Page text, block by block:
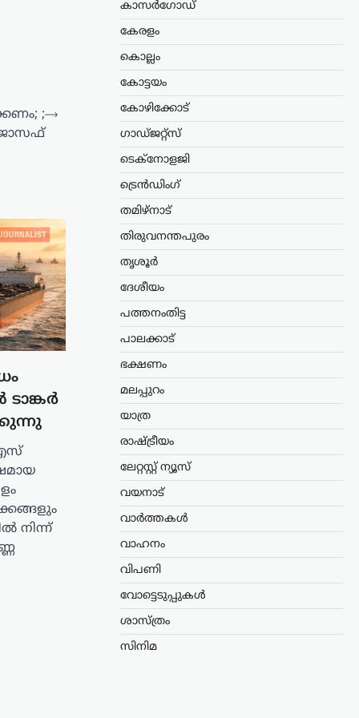
;⟶
നിന്ന്
കാസർഗോഡ്
കേരളം
കൊല്ലം
കോട്ടയം
കോഴിക്കോട്
ഗാഡ്ജറ്റ്സ്
ടെക്നോളജി
ട്രെൻഡിംഗ്
തമിഴ്നാട്
തിരുവനന്തപുരം
തൃശൂർ
ദേശീയം
പത്തനംതിട്ട
പാലക്കാട്
ഭക്ഷണം
മലപ്പുറം
യാത്ര
രാഷ്ട്രീയം
ലേറ്റസ്റ്റ് ന്യൂസ്
വയനാട്
വാർത്തകൾ
വാഹനം
വിപണി
വോട്ടെടുപ്പുകൾ
ശാസ്ത്രം
സിനിമ